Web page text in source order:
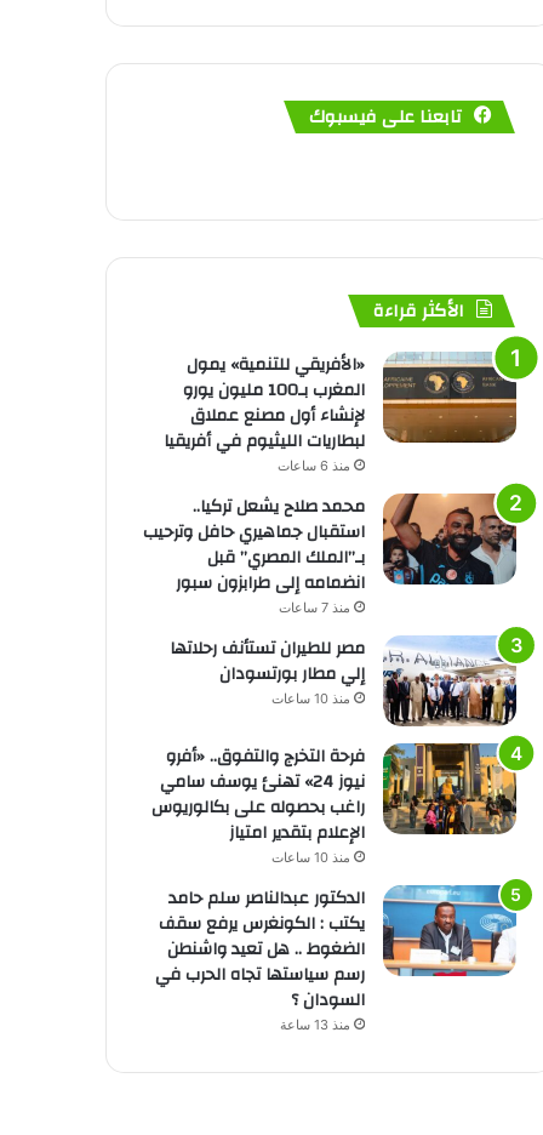
تابعنا على فيسبوك
الأكثر قراءة
«الأفريقي للتنمية» يمول
المغرب بـ100 مليون يورو
لإنشاء أول مصنع عملاق
لبطاريات الليثيوم في أفريقيا
منذ 6 ساعات
محمد صلاح يشعل تركيا..
استقبال جماهيري حافل وترحيب
بـ”الملك المصري” قبل
انضمامه إلى طرابزون سبور
منذ 7 ساعات
مصر للطيران تستأنف رحلاتها
إلي مطار بورتسودان
منذ 10 ساعات
فرحة التخرج والتفوق.. «أفرو
نيوز 24» تهنئ يوسف سامي
راغب بحصوله على بكالوريوس
الإعلام بتقدير امتياز
منذ 10 ساعات
الدكتور عبدالناصر سلم حامد
يكتب : الكونغرس يرفع سقف
الضغوط .. هل تعيد واشنطن
رسم سياستها تجاه الحرب في
السودان ؟
منذ 13 ساعة